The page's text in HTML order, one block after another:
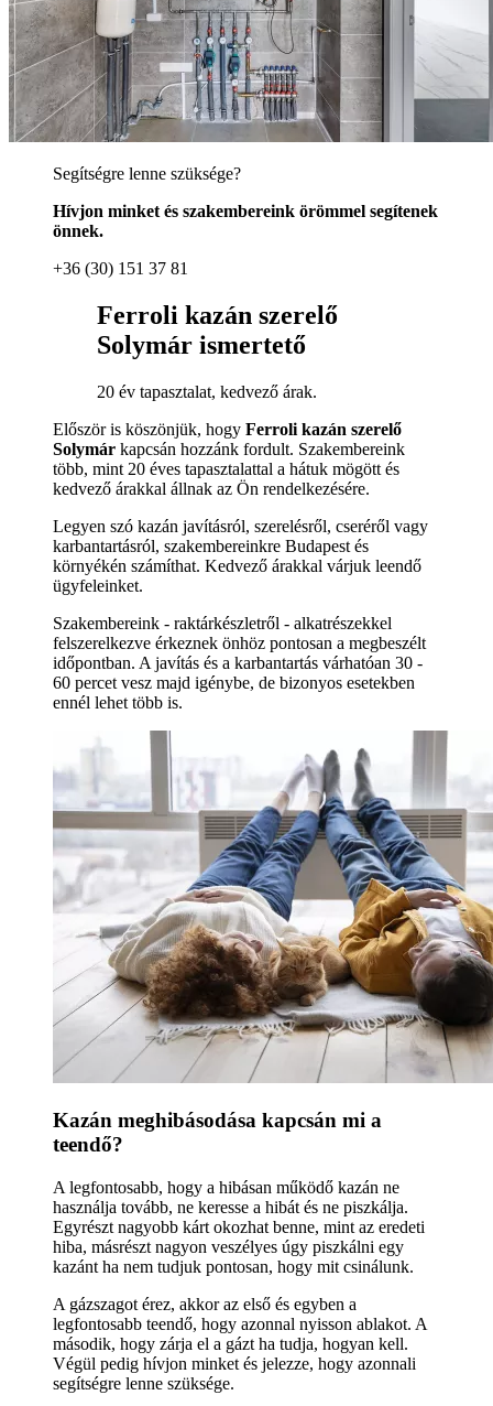
Segítségre lenne szüksége?
Hívjon minket és szakembereink örömmel segítenek
önnek.
+36 (30) 151 37 81
Ferroli kazán szerelő
Solymár ismertető
20 év tapasztalat, kedvező árak.
Először is köszönjük, hogy Ferroli kazán szerelő
Solymár kapcsán hozzánk fordult. Szakembereink
több, mint 20 éves tapasztalattal a hátuk mögött és
kedvező árakkal állnak az Ön rendelkezésére.
Legyen szó kazán javításról, szerelésről, cseréről vagy
karbantartásról, szakembereinkre Budapest és
környékén számíthat. Kedvező árakkal várjuk leendő
ügyfeleinket.
Szakembereink - raktárkészletről - alkatrészekkel
felszerelkezve érkeznek önhöz pontosan a megbeszélt
időpontban. A javítás és a karbantartás várhatóan 30 -
60 percet vesz majd igénybe, de bizonyos esetekben
ennél lehet több is.
Kazán meghibásodása kapcsán mi a
teendő?
A legfontosabb, hogy a hibásan működő kazán ne
használja tovább, ne keresse a hibát és ne piszkálja.
Egyrészt nagyobb kárt okozhat benne, mint az eredeti
hiba, másrészt nagyon veszélyes úgy piszkálni egy
kazánt ha nem tudjuk pontosan, hogy mit csinálunk.
A gázszagot érez, akkor az első és egyben a
legfontosabb teendő, hogy azonnal nyisson ablakot. A
második, hogy zárja el a gázt ha tudja, hogyan kell.
Végül pedig hívjon minket és jelezze, hogy azonnali
segítségre lenne szüksége.